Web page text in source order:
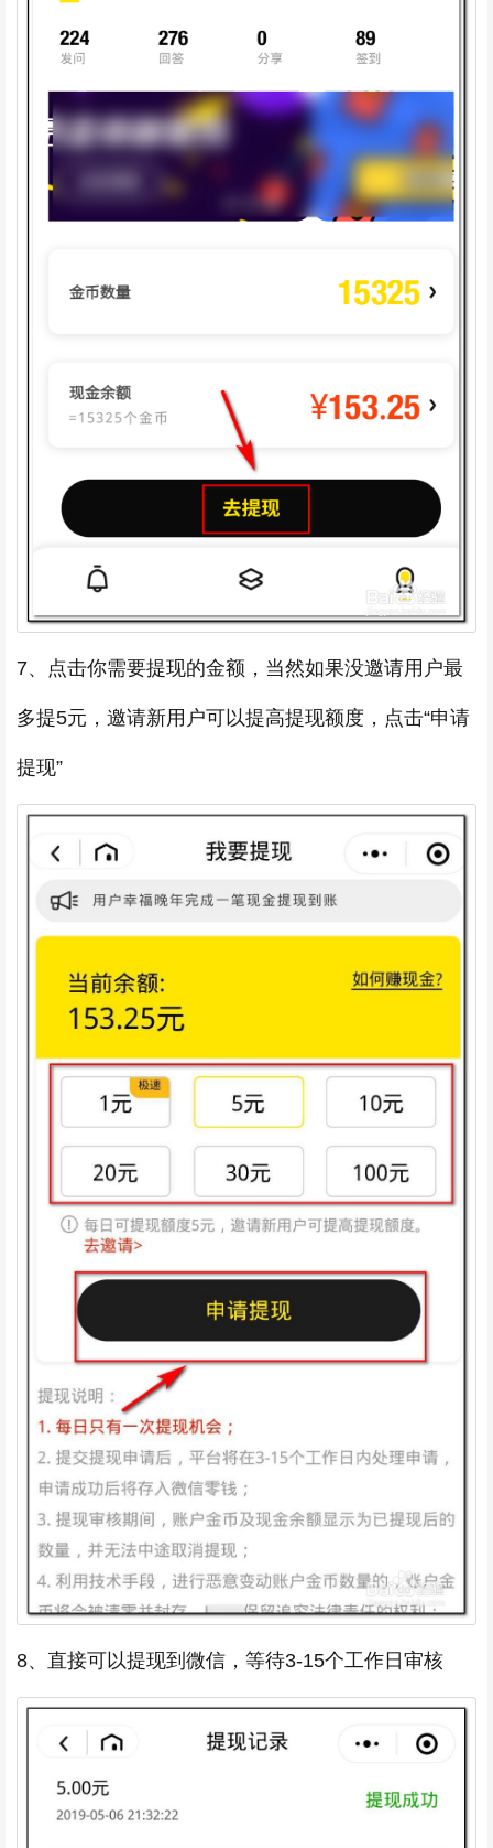
7、点击你需要提现的金额，当然如果没邀请用户最
多提5元，邀请新用户可以提高提现额度，点击“申请
提现”
8、直接可以提现到微信，等待3-15个工作日审核